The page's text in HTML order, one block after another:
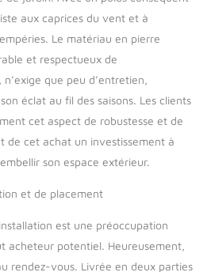
aux caprices du vent et à
Le matériau en pierre
et respectueux de
que peu d’entretien,
éclat au fil des saisons. Les clients
cet aspect de robustesse et de
de cet achat un investissement à
son espace extérieur.
et de placement
est une préoccupation
acheteur potentiel. Heureusement,
rendez-vous. Livrée en deux parties